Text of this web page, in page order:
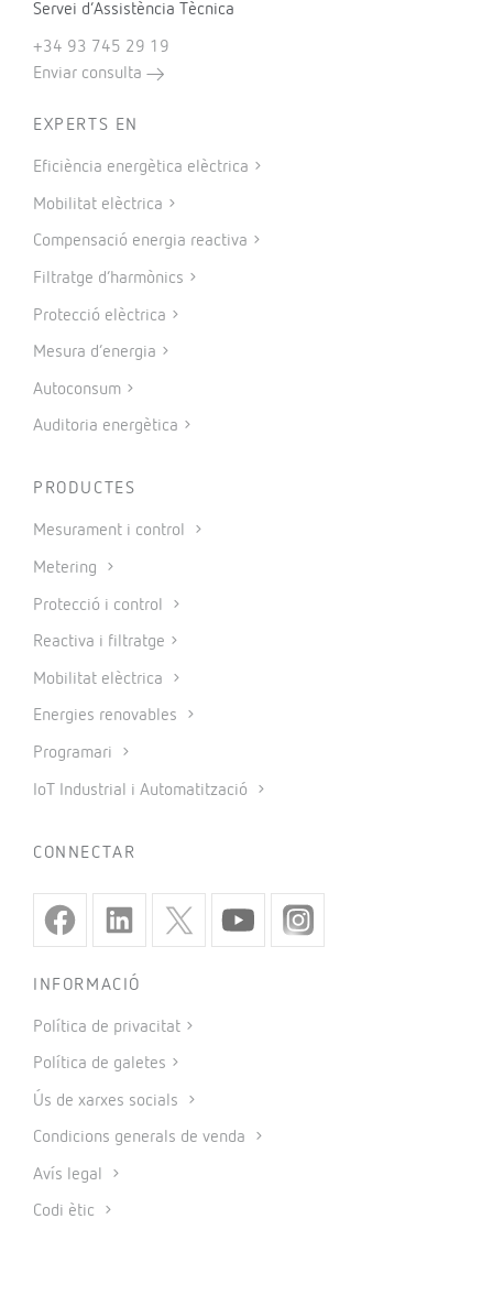
Servei d’Assistència Tècnica
+34 93 745 29 19
Enviar consulta
EXPERTS EN
Eficiència energètica elèctrica
Mobilitat elèctrica
Compensació energia reactiva
Filtratge d’harmònics
Protecció elèctrica
Mesura d’energia
Autoconsum
Auditoria energètica
PRODUCTES
Mesurament i control
Metering
Protecció i control
Reactiva i filtratge
Mobilitat elèctrica
Energies renovables
Programari
IoT Industrial i Automatització
CONNECTAR
INFORMACIÓ
Política de privacitat
Política de galetes
Ús de xarxes socials
Condicions generals de venda
Avís legal
Codi ètic